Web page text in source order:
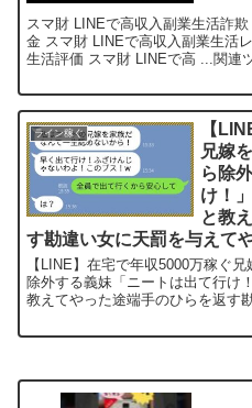
スマ財 LINEで高収入副業生活詐
金 スマ財 LINEで高収入副業生活
生活評価 スマ財 LINEで高 ...関連
ライン稼ぐ
【
兄嫁
ら除
け！
と教
す勘違い女に天罰を与えて
【LINE】在宅で年収5000万稼ぐ
除外する義妹「ニートは出て行け
教えてやった途端手のひらを返す